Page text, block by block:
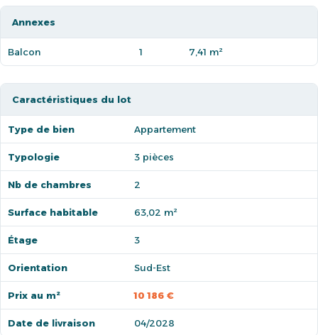
Annexes
Balcon 1 7,41 m²
Caractéristiques du lot
Type de bien Appartement
Typologie 3 pièces
Nb de chambres 2
Surface habitable 63,02 m²
Étage 3
Orientation Sud-Est
Prix au m² 10 186 €
Date de livraison 04/2028